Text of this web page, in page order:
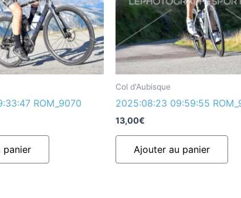
ROM_9070
panier
Col d'Aubisque
2025:08:23 09:59:55
13,00€
Ajouter au panier